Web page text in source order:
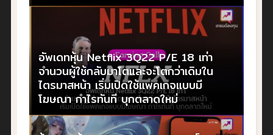
อัพเดทหุ้น Netflix 3Q22 P/E 18 เท่า
จำนวนผู้ใช้กลับมาโตและจะโตกว่าเดิมใน
ไตรมาสหน้า เริ่มเปิดใช้แพคเกจแบบมี
โฆษณา กำไรทันที บุกตลาดใหม่